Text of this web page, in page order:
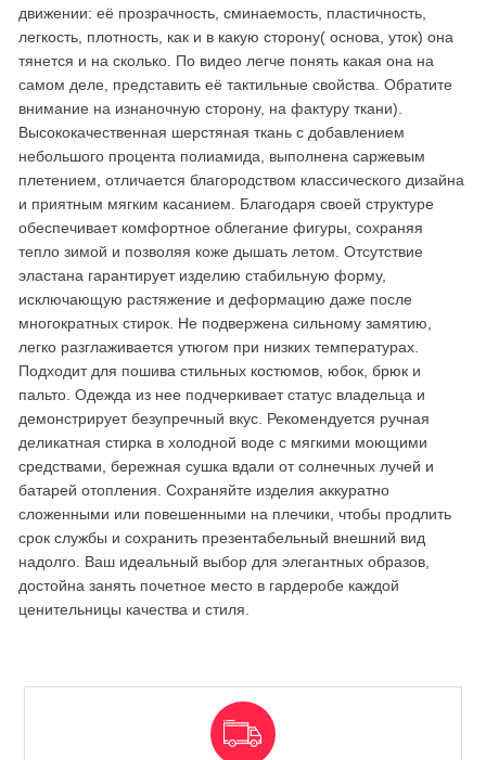
движении: её прозрачность, сминаемость, пластичность,
легкость, плотность, как и в какую сторону( основа, уток) она
тянется и на сколько. По видео легче понять какая она на
самом деле, представить её тактильные свойства. Обратите
внимание на изнаночную сторону, на фактуру ткани).
Высококачественная шерстяная ткань с добавлением
небольшого процента полиамида, выполнена саржевым
плетением, отличается благородством классического дизайна
и приятным мягким касанием. Благодаря своей структуре
обеспечивает комфортное облегание фигуры, сохраняя
тепло зимой и позволяя коже дышать летом. Отсутствие
эластана гарантирует изделию стабильную форму,
исключающую растяжение и деформацию даже после
многократных стирок. Не подвержена сильному замятию,
легко разглаживается утюгом при низких температурах.
Подходит для пошива стильных костюмов, юбок, брюк и
пальто. Одежда из нее подчеркивает статус владельца и
демонстрирует безупречный вкус. Рекомендуется ручная
деликатная стирка в холодной воде с мягкими моющими
средствами, бережная сушка вдали от солнечных лучей и
батарей отопления. Сохраняйте изделия аккуратно
сложенными или повешенными на плечики, чтобы продлить
срок службы и сохранить презентабельный внешний вид
надолго. Ваш идеальный выбор для элегантных образов,
достойна занять почетное место в гардеробе каждой
ценительницы качества и стиля.